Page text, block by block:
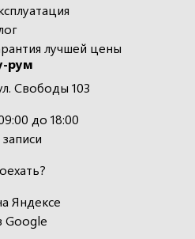
лучшей цены
рум
Свободы 103
до 18:00
Яндексе
Google